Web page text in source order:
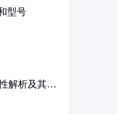
型号
解析及其在